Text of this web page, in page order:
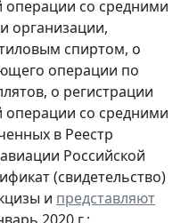
со средними
организации,
спиртом, о
операции по
о регистрации
со средними
в Реестр
Российской
(свидетельство)
и представляют
2020 г.;